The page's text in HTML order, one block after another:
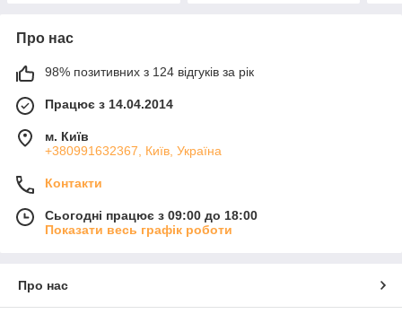
Про нас
98% позитивних з 124 відгуків за рік
Працює з 14.04.2014
м. Київ
+380991632367, Київ, Україна
Контакти
Сьогодні працює з 09:00 до 18:00
Показати весь графік роботи
Про нас